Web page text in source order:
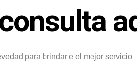
para brindarle el mejor servicio